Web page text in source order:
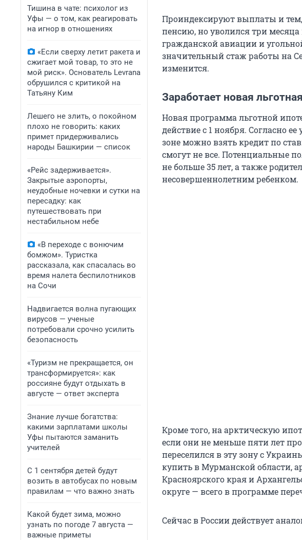
Тишина в чате: психолог из
Уфы — о том, как реагировать
на игнор в отношениях
«Если сверху летит ракета и
сжигает мой товар, то это не
мой риск». Основатель Levrana
обрушился с критикой на
Татьяну Ким
Лешего не злить, о покойном
плохо не говорить: каких
примет придерживались
народы Башкирии — список
«Рейс задерживается».
Закрытые аэропорты,
неудобные ночевки и сутки на
пересадку: как
путешествовать при
нестабильном небе
«В переходе с вонючим
бомжом». Туристка
рассказала, как спасалась во
время налета беспилотников
на Сочи
Надвигается волна пугающих
вирусов — ученые
потребовали срочно усилить
безопасность
«Туризм не прекращается, он
трансформируется»: как
россияне будут отдыхать в
августе — ответ эксперта
Знание лучше богатства:
какими зарплатами школы
Уфы пытаются заманить
учителей
С 1 сентября детей будут
возить в автобусах по новым
правилам — что важно знать
Какой будет зима, можно
узнать по погоде 7 августа —
важные приметы
Проиндексируют выплаты и
пенсию, но уволился три
гражданской авиации и
значительный стаж работы на
изменится.
Заработает новая
Новая программа льготной
действие с 1 ноября. Согласно
зоне можно взять кредит по
смогут не все. Потенциальные
не больше 35 лет, а также
несовершеннолетним ребенком.
Кроме того, на арктическую
если они не меньше пяти лет
переселился в эту зону с
купить в Мурманской области,
Красноярского края и
округе — всего в программе
Сейчас в России действует